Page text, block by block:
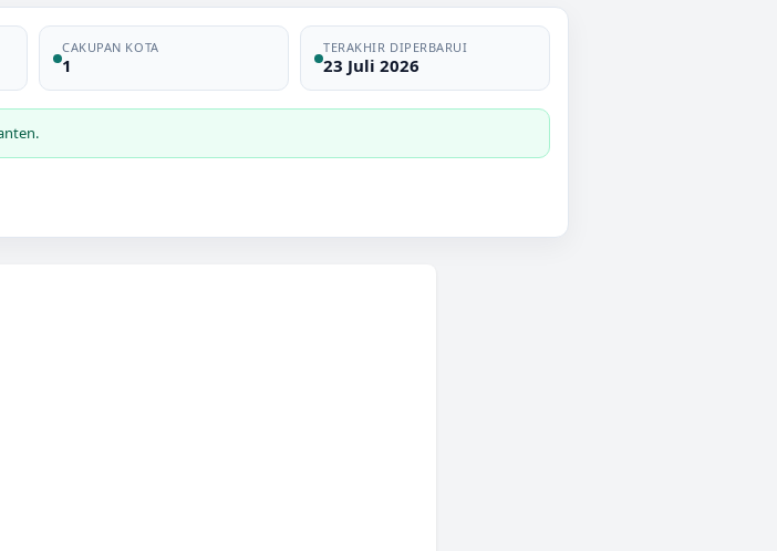
CAKUPAN KOTA
1
TERAKHIR DIPERBARUI
23 Juli 2026